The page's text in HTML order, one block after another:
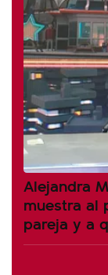
Alejandra
muestra al
pareja y a